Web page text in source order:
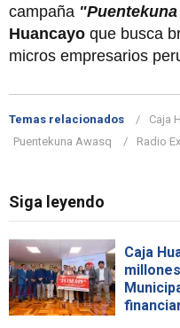
campaña
Huancayo que busca
micros empresarios
Temas relacionados Caja
Puentekuna Awasq
Radio
Siga leyendo
Caja